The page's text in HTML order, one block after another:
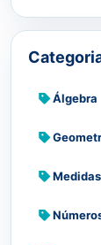
Álgebra